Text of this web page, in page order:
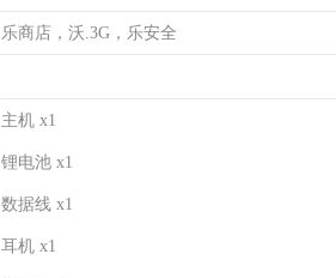
乐商店，沃.3G，乐安全
主机 x1
锂电池 x1
数据线 x1
耳机 x1